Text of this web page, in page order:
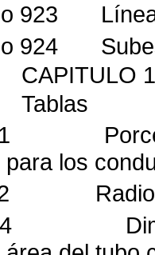
923
924
CAPITULO
Tablas
para los